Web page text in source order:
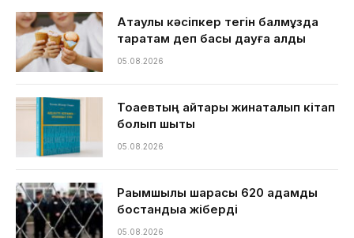
Ақтаулық кәсіпкер тегін балмұздақ
таратам деп басы дауға қалды
05.08.2026
Тоқаевтың айтқары жинақталып кітап
болып шықты
05.08.2026
Рақымшылық шарасы 620 адамды
бостандыққа жіберді
05.08.2026